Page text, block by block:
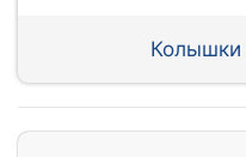
Колышки